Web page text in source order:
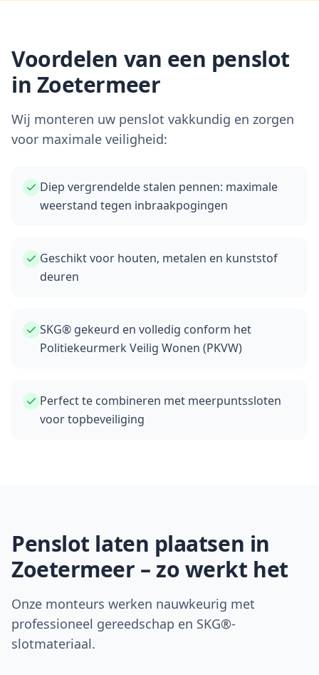
Voordelen van een penslot
in Zoetermeer
Wij monteren uw penslot vakkundig en zorgen
voor maximale veiligheid:
Diep vergrendelde stalen pennen: maximale
weerstand tegen inbraakpogingen
Geschikt voor houten, metalen en kunststof
deuren
SKG® gekeurd en volledig conform het
Politiekeurmerk Veilig Wonen (PKVW)
Perfect te combineren met meerpuntssloten
voor topbeveiliging
Penslot laten plaatsen in
Zoetermeer – zo werkt het
Onze monteurs werken nauwkeurig met
professioneel gereedschap en SKG®-
slotmateriaal.